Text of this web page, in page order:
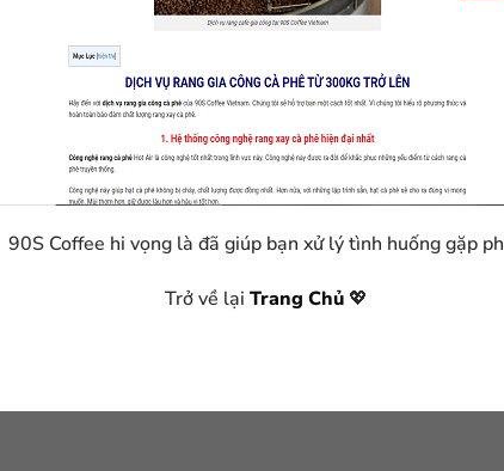
90S Coffee hi vọng là đã giúp bạn xử lý tình huống gặp
Trở về lại Trang Chủ 💖